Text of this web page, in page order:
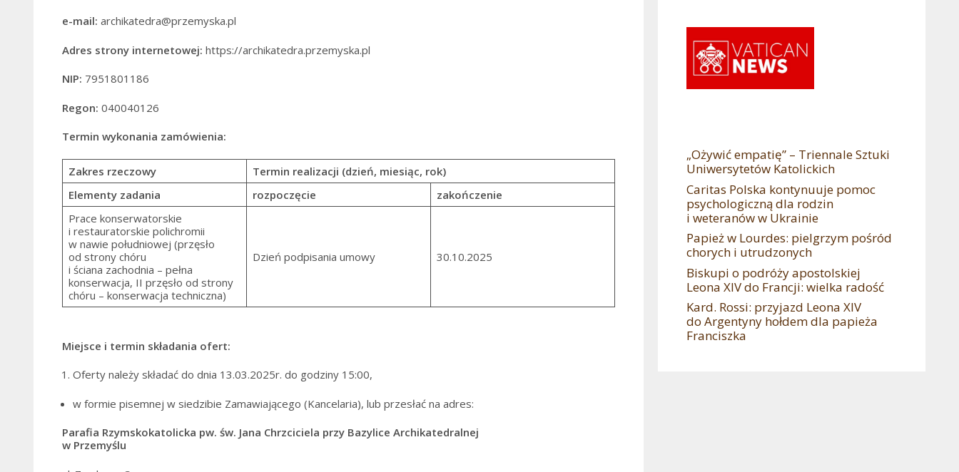
e-mail: archikatedra@przemyska.pl
Adres strony internetowej: https://archikatedra.przemyska.pl
NIP: 7951801186
Regon: 040040126
Termin wykonania zamówienia:
Zakres rzeczowy
Termin realizacji (dzień, miesiąc, rok)
Elementy zadania
rozpoczęcie
zakończenie
Prace konserwatorskie
i restauratorskie polichromii
w nawie południowej (przęsło
od strony chóru
i ściana zachodnia – pełna
konserwacja, II przęsło od strony
chóru – konserwacja techniczna)
Dzień podpisania umowy 30.10.2025
Miejsce i termin składania ofert:
Oferty należy składać do dnia 13.03.2025r. do godziny 15:00,
w formie pisemnej w siedzibie Zamawiającego (Kancelaria), lub przesłać na adres:
Parafia Rzymskokatolicka pw. św. Jana Chrzciciela przy Bazylice Archikatedralnej
w Przemyślu
„Ożywić empatię” – Triennale Sztuki
Uniwersytetów Katolickich
Caritas Polska kontynuuje pomoc
psychologiczną dla rodzin
i weteranów w Ukrainie
Papież w Lourdes: pielgrzym pośród
chorych i utrudzonych
Biskupi o podróży apostolskiej
Leona XIV do Francji: wielka radość
Kard. Rossi: przyjazd Leona XIV
do Argentyny hołdem dla papieża
Franciszka